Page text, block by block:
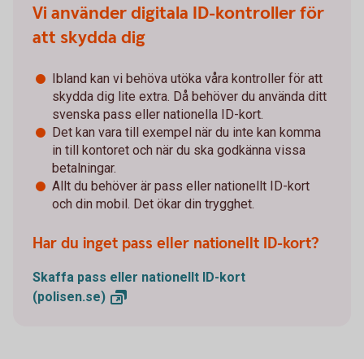
Vi använder digitala ID-kontroller för
att skydda dig
Ibland kan vi behöva utöka våra kontroller för att
skydda dig lite extra. Då behöver du använda ditt
svenska pass eller nationella ID-kort.
Det kan vara till exempel när du inte kan komma
in till kontoret och när du ska godkänna vissa
betalningar.
Allt du behöver är pass eller nationellt ID-kort
och din mobil. Det ökar din trygghet.
Har du inget pass eller nationellt ID-kort?
Skaffa pass eller nationellt ID-kort
(polisen.se)